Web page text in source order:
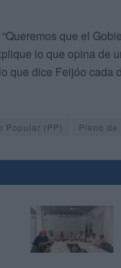
que el
lo que opina de
que dice Feijóo cada
Popular (PP) Pleno de